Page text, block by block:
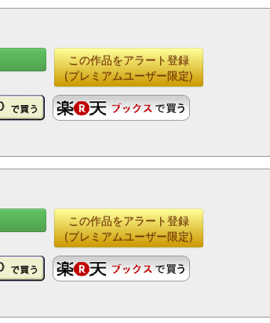
この作品をアラート登録
(プレミアムユーザー限定)
この作品をアラート登録
(プレミアムユーザー限定)